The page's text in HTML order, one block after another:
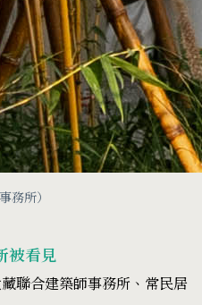
務所）
被看見
聯合建築師事務所、常民居